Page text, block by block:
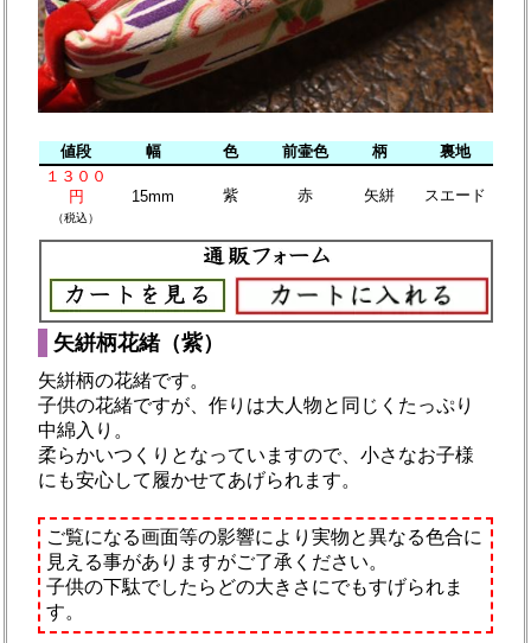
値段 幅 色 前壷色 柄
裏地
１３００
円
（税込）
15mm 紫 赤 矢絣 スエード
矢絣柄花緒（紫）
矢絣柄の花緒です。
子供の花緒ですが、作りは大人物と同じくたっぷり
中綿入り。
柔らかいつくりとなっていますので、小さなお子様
にも安心して履かせてあげられます。
ご覧になる画面等の影響により実物と異なる色合に
見える事がありますがご了承ください。
子供の下駄でしたらどの大きさにでもすげられま
す。